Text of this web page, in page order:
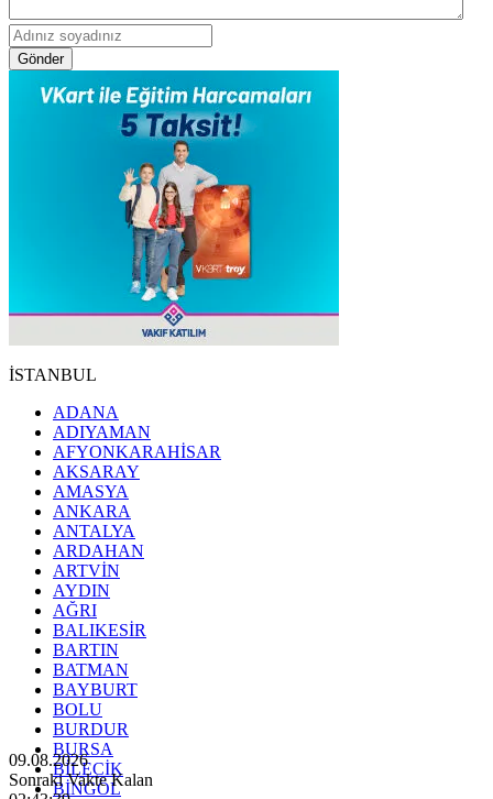
Gönder
İSTANBUL
ADANA
ADIYAMAN
AFYONKARAHİSAR
AKSARAY
AMASYA
ANKARA
ANTALYA
ARDAHAN
ARTVİN
AYDIN
AĞRI
BALIKESİR
BARTIN
BATMAN
BAYBURT
BOLU
BURDUR
BURSA
BİLECİK
BİNGÖL
09.08.2026
Sonraki Vakte Kalan